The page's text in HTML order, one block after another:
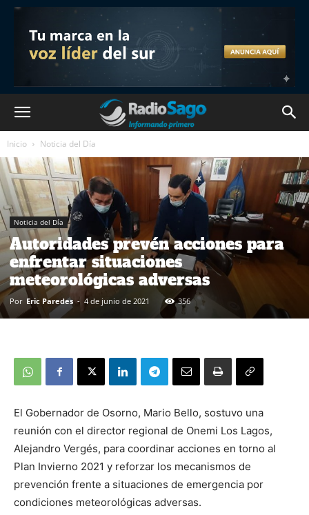
Inicio Noticia del Día
Noticia del Día
Autoridades prevén acciones para
enfrentar situaciones
meteorológicas adversas
Por Eric Paredes - 4 de junio de 2021 356
El Gobernador de Osorno, Mario Bello, sostuvo una
reunión con el director regional de Onemi Los Lagos,
Alejandro Vergés, para coordinar acciones en torno al
Plan Invierno 2021 y reforzar los mecanismos de
prevención frente a situaciones de emergencia por
condiciones meteorológicas adversas.